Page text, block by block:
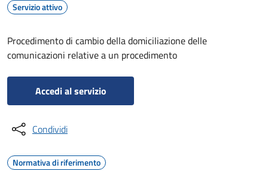
Servizio attivo
Procedimento di cambio della domiciliazione delle
comunicazioni relative a un procedimento
Accedi al servizio
Condividi
Normativa di riferimento